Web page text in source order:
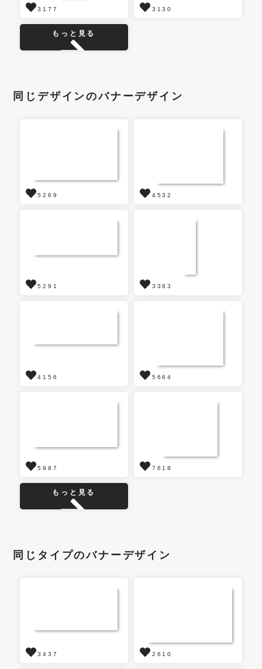
3177 3130
もっと見る
同じデザインのバナーデザイン
5269 4532
5291 3383
4156 5664
5987 7618
もっと見る
同じタイプのバナーデザイン
3437 2610